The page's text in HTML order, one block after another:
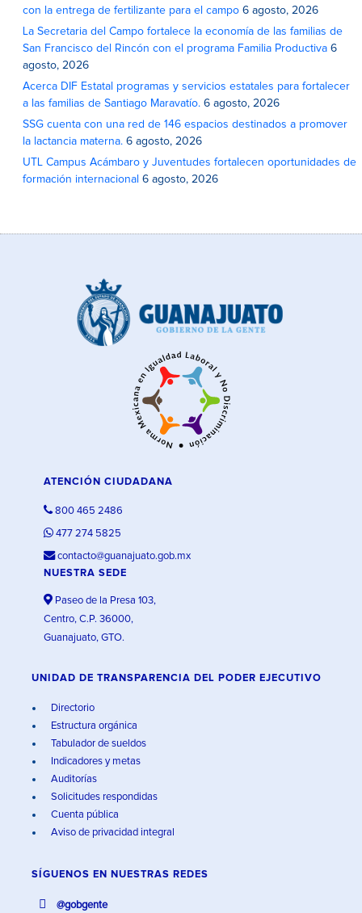
con la entrega de fertilizante para el campo 6 agosto, 2026
La Secretaria del Campo fortalece la economía de las familias de
San Francisco del Rincón con el programa Familia Productiva 6
agosto, 2026
Acerca DIF Estatal programas y servicios estatales para fortalecer
a las familias de Santiago Maravatío. 6 agosto, 2026
SSG cuenta con una red de 146 espacios destinados a promover
la lactancia materna. 6 agosto, 2026
UTL Campus Acámbaro y Juventudes fortalecen oportunidades de
formación internacional 6 agosto, 2026
ATENCIÓN CIUDADANA
800 465 2486
477 274 5825
contacto@guanajuato.gob.mx
NUESTRA SEDE
Paseo de la Presa 103,
Centro, C.P. 36000,
Guanajuato, GTO.
UNIDAD DE TRANSPARENCIA DEL PODER EJECUTIVO
Directorio
Estructura orgánica
Tabulador de sueldos
Indicadores y metas
Auditorías
Solicitudes respondidas
Cuenta pública
Aviso de privacidad integral
SÍGUENOS EN NUESTRAS REDES
@gobgente